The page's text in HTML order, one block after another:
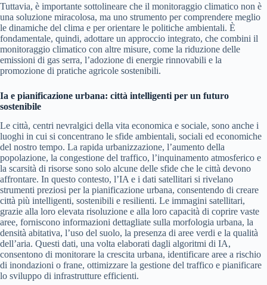
Tuttavia, è importante sottolineare che il monitoraggio climatico non è
una soluzione miracolosa, ma uno strumento per comprendere meglio
le dinamiche del clima e per orientare le politiche ambientali. È
fondamentale, quindi, adottare un approccio integrato, che combini il
monitoraggio climatico con altre misure, come la riduzione delle
emissioni di gas serra, l’adozione di energie rinnovabili e la
promozione di pratiche agricole sostenibili.
Ia e pianificazione urbana: città intelligenti per un futuro
sostenibile
Le città, centri nevralgici della vita economica e sociale, sono anche i
luoghi in cui si concentrano le sfide ambientali, sociali ed economiche
del nostro tempo. La rapida urbanizzazione, l’aumento della
popolazione, la congestione del traffico, l’inquinamento atmosferico e
la scarsità di risorse sono solo alcune delle sfide che le città devono
affrontare. In questo contesto, l’IA e i dati satellitari si rivelano
strumenti preziosi per la pianificazione urbana, consentendo di creare
città più intelligenti, sostenibili e resilienti. Le immagini satellitari,
grazie alla loro elevata risoluzione e alla loro capacità di coprire vaste
aree, forniscono informazioni dettagliate sulla morfologia urbana, la
densità abitativa, l’uso del suolo, la presenza di aree verdi e la qualità
dell’aria. Questi dati, una volta elaborati dagli algoritmi di IA,
consentono di monitorare la crescita urbana, identificare aree a rischio
di inondazioni o frane, ottimizzare la gestione del traffico e pianificare
lo sviluppo di infrastrutture efficienti.